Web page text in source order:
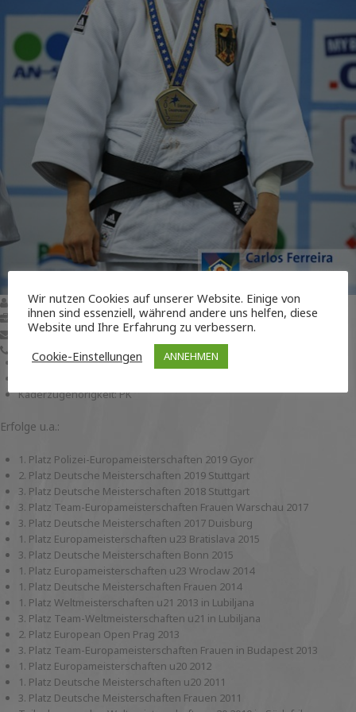
Sappho Coban
[position]
Judo@BudoClubKarlsruhe.de
[phone_number]
Geboren: 07.09.1994
Kaderzugehörigkeit: PK
Erfolge u.a.:
1. Platz Polizei-Europameisterschaften 2019 Gyor
2. Platz Deutsche Meisterschaften 2019 Stuttgart
3. Platz Deutsche Meisterschaften 2018 Stuttgart
3. Platz Team-Europameisterschaften Frauen Warschau 2017
3. Platz Deutsche Meisterschaften 2017 Duisburg
1. Platz Europameisterschaften u23 Bratislava 2015
3. Platz Deutsche Meisterschaften Bonn 2015
1. Platz Europameisterschaften u23 Wroclaw 2014
1. Platz Deutsche Meisterschaften Frauen 2014
1. Platz Weltmeisterschaften u21 2013 in Lubiljana
3. Platz Team-Weltmeisterschaften u21 in Lubiljana
2. Platz European Open Prag 2013
3. Platz Team-Europameisterschaften Frauen in Budapest 2013
1. Platz Europameisterschaften u20 2012
1. Platz Deutsche Meisterschaften u20 2011
3. Platz Deutsche Meisterschaften Frauen 2011
Wir nutzen Cookies auf unserer Website. Einige von
ihnen sind essenziell, während andere uns helfen, diese
Website und Ihre Erfahrung zu verbessern.
Cookie-Einstellungen
ANNEHMEN